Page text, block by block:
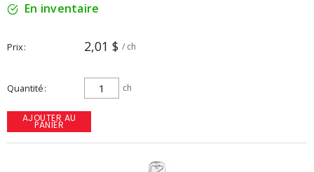
En inventaire
Prix 2,01 $ / ch
Quantité ch
AJOUTER AU
PANIER